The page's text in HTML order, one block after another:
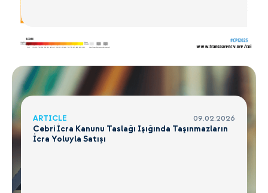
ARTICLE 09.02.2026
Cebri İcra Kanunu Taslağı Işığında Taşınmazların
İcra Yoluyla Satışı